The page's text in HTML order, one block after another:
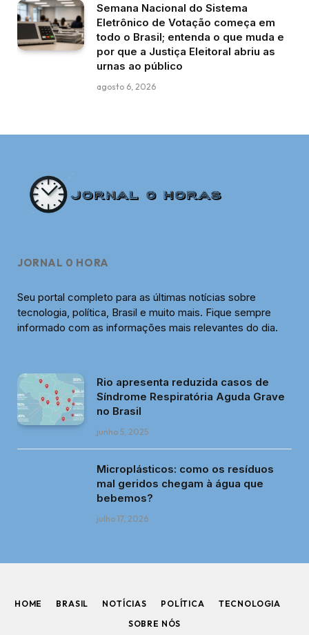
Semana Nacional do Sistema
Eletrônico de Votação começa em
todo o Brasil; entenda o que muda e
por que a Justiça Eleitoral abriu as
urnas ao público
agosto 6, 2026
JORNAL 0 HORA
Seu portal completo para as últimas notícias sobre
tecnologia, política, Brasil e muito mais. Fique sempre
informado com as informações mais relevantes do dia.
Rio apresenta reduzida casos de
Síndrome Respiratória Aguda Grave
no Brasil
junho 5, 2025
Microplásticos: como os resíduos
mal geridos chegam à água que
bebemos?
julho 17, 2026
HOME BRASIL NOTÍCIAS POLÍTICA
TECNOLOGIA
SOBRE NÓS